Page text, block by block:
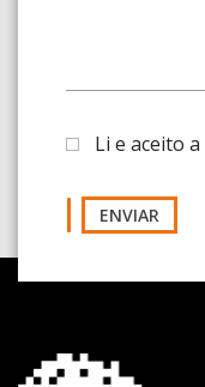
Li e aceito a
ENVIAR